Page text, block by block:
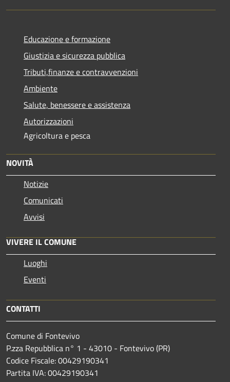
Educazione e formazione
Giustizia e sicurezza pubblica
Tributi,finanze e contravvenzioni
Ambiente
Salute, benessere e assistenza
Autorizzazioni
Agricoltura e pesca
NOVITÀ
Notizie
Comunicati
Avvisi
VIVERE IL COMUNE
Luoghi
Eventi
CONTATTI
Comune di Fontevivo
P.zza Repubblica n° 1 - 43010 - Fontevivo (PR)
Codice Fiscale: 00429190341
Partita IVA: 00429190341